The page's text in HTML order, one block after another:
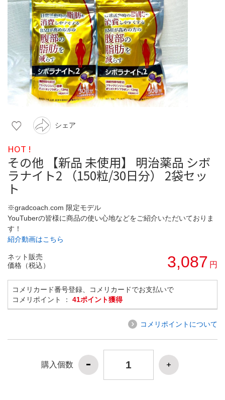
シェア
HOT !
その他 【新品 未使用】 明治薬品 シボ
ラナイト2 （150粒/30日分） 2袋セッ
ト
※gradcoach.com 限定モデル
YouTuberの皆様に商品の使い心地などをご紹介いただいておりま
す！
紹介動画はこちら
ネット販売
価格（税込）
3,087 円
コメリカード番号登録、コメリカードでお支払いで
コメリポイント ： 41ポイント獲得
コメリポイントについて
購入個数